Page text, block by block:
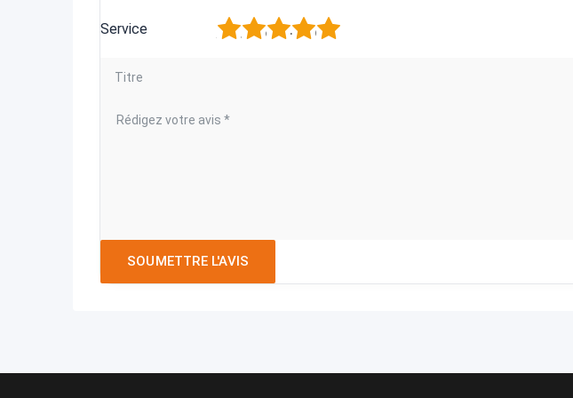
Service 5
4
3
2